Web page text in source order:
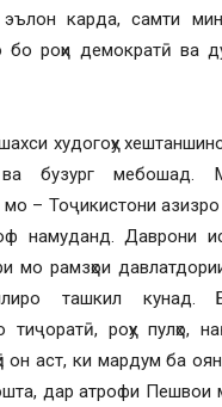
эълон карда, самти
бо роҳи демократӣ ва
худогоҳу
бузург мебошад.
– Тоҷикистони азизро
намуданд. Даврони
мо рамзҳои
ташкил кунад.
тиҷоратӣ, роҳу пулҳо,
он аст, ки мардум ба
дар атрофи Пешвои